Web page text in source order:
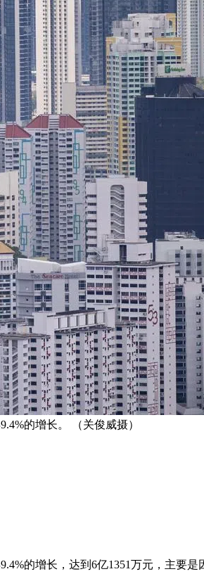
的增长。 （关俊威摄）
的增长，达到6亿1351万元，主要